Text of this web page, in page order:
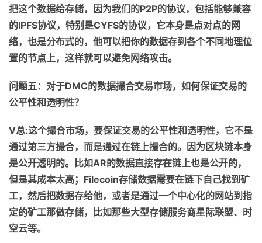
把这个数据给存储，因为我们的P2P的协议，包括能够兼容
的IPFS协议，特别是CYFS的协议，它本身是点对点的网
络， 也是分布式的，他可以把你的数据存到各个不同地理位
置的节点上，这样就可以避免网络攻击。
问题五 ：对于DMC的数据撮合交易市场，如何保证交易的
公平性和透明性？
V总:这个撮合市场， 要保证交易的公平性和透明性， 它不是
通过第三方撮合， 而是通过在链上撮合的。 因为区块链本身
是公开透明的。 比如AR的数据直接存在链上也是公开的，
但是其成本太高； Filecoin存储数据需要在链下自己找到 矿
工，然后把数据存给他，或者是通过一个中心化的网站到指
定的矿工那做存储，比如那些大型存储服务商星际联盟、时
空云等。